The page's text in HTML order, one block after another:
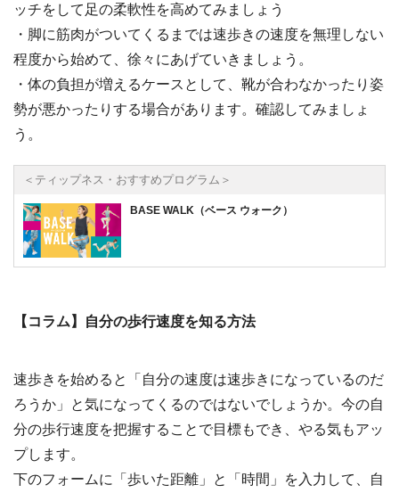
ッチをして足の柔軟性を高めてみましょう
・脚に筋肉がついてくるまでは速歩きの速度を無理しない
程度から始めて、徐々にあげていきましょう。
・体の負担が増えるケースとして、靴が合わなかったり姿
勢が悪かったりする場合があります。確認してみましょ
う。
＜ティップネス・おすすめプログラム＞
BASE WALK（ベース ウォーク）
【コラム】自分の歩行速度を知る方法
速歩きを始めると「自分の速度は速歩きになっているのだ
ろうか」と気になってくるのではないでしょうか。今の自
分の歩行速度を把握することで目標もでき、やる気もアッ
プします。
下のフォームに「歩いた距離」と「時間」を入力して、自